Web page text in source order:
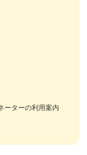
ーターの利用案内